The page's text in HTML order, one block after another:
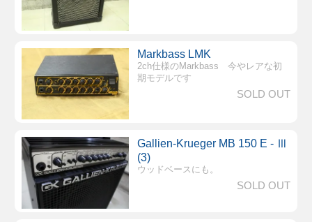
Markbass LMK
2ch仕様のMarkbass 今やレアな初
期モデルです
SOLD OUT
Gallien-Krueger MB 150 E - Ⅲ
(3)
ウッドベースにも。
SOLD OUT